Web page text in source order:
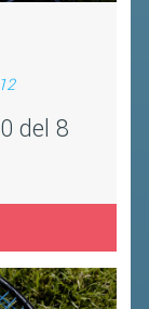
del 8